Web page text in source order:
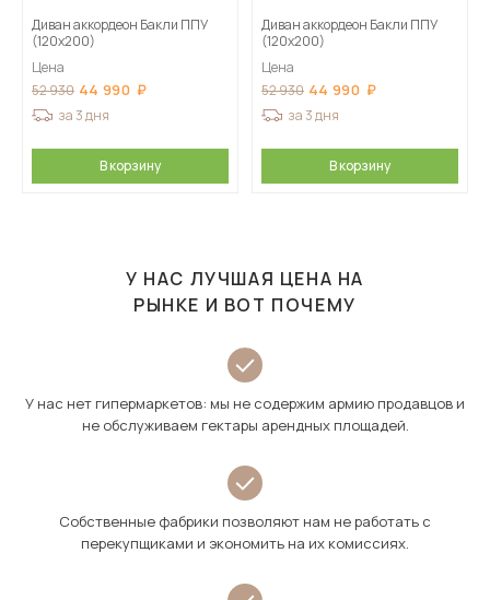
Диван аккордеон Бакли ППУ
(120х200)
Цена
52 930 44 990
за 3 дня
В корзину
Диван аккордеон Бакли ППУ
(120х200)
Цена
52 930 44 990
за 3 дня
В корзину
У НАС ЛУЧШАЯ ЦЕНА НА
РЫНКЕ И ВОТ ПОЧЕМУ
У нас нет гипермаркетов: мы не содержим армию продавцов и
не обслуживаем гектары арендных площадей.
Собственные фабрики позволяют нам не работать с
перекупщиками и экономить на их комиссиях.